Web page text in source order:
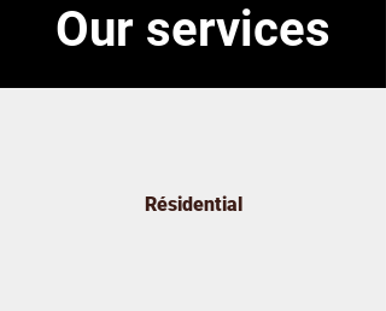
Our services
Résidential